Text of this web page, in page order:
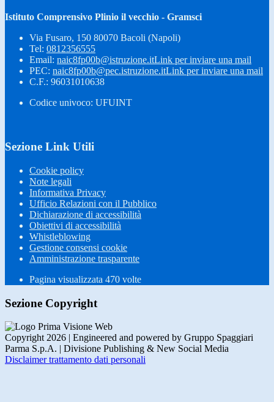
Istituto Comprensivo Plinio il vecchio - Gramsci
Via Fusaro, 150 80070 Bacoli (Napoli)
Tel: 0812356555
Email: naic8fp00b@istruzione.itLink per inviare una mail
PEC: naic8fp00b@pec.istruzione.itLink per inviare una mail
C.F.: 96031010638
Codice univoco: UFUINT
Sezione Link Utili
Cookie policy
Note legali
Informativa Privacy
Ufficio Relazioni con il Pubblico
Dichiarazione di accessibilità
Obiettivi di accessibilità
Whistleblowing
Gestione consensi cookie
Amministrazione trasparente
Pagina visualizzata 470 volte
Sezione Copyright
Copyright 2026 | Engineered and powered by Gruppo Spaggiari
Parma S.p.A. | Divisione Publishing & New Social Media
Disclaimer trattamento dati personali